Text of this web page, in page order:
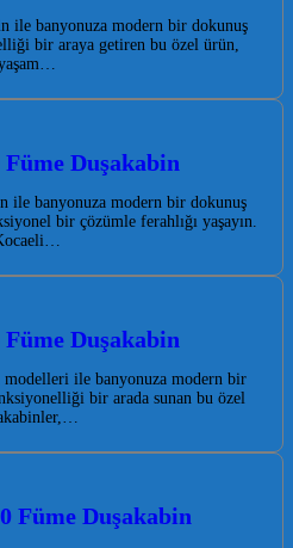
ile banyonuza modern bir dokunuş
bir araya getiren bu özel ürün,
Duşakabin
ile banyonuza modern bir dokunuş
bir çözümle ferahlığı yaşayın.
Duşakabin
ile banyonuza modern bir
bir arada sunan bu özel
Füme Duşakabin